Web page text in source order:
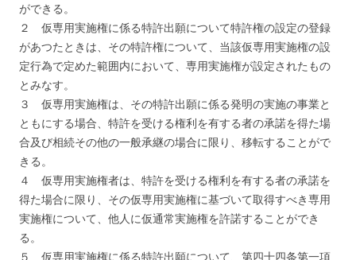
ができる。
２ 仮専用実施権に係る特許出願について特許権の設定の登録
があつたときは、その特許権について、当該仮専用実施権の設
定行為で定めた範囲内において、専用実施権が設定されたもの
とみなす。
３ 仮専用実施権は、その特許出願に係る発明の実施の事業と
ともにする場合、特許を受ける権利を有する者の承諾を得た場
合及び相続その他の一般承継の場合に限り、移転することがで
きる。
４ 仮専用実施権者は、特許を受ける権利を有する者の承諾を
得た場合に限り、その仮専用実施権に基づいて取得すべき専用
実施権について、他人に仮通常実施権を許諾することができ
る。
５ 仮専用実施権に係る特許出願について、第四十四条第一項